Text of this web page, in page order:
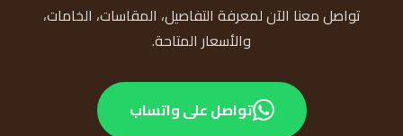
تواصل معنا الآن لمعرفة التفاصيل، المقاسات، الخامات،
والأسعار المتاحة.
تواصل على واتساب